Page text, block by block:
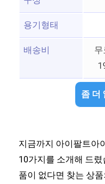
용기형태
배송비
좀 더
지금까지 아이팔트아
10가지를 소개해 드
품이 없다면 찾는 상